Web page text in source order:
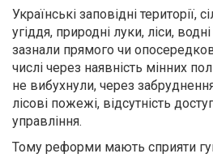
Українські заповідні території,
угіддя, природні луки, ліси,
зазнали прямого чи
числі через наявність мінних
не вибухнули, через
лісові пожежі, відсутність
управління.
Тому реформи мають сприяти